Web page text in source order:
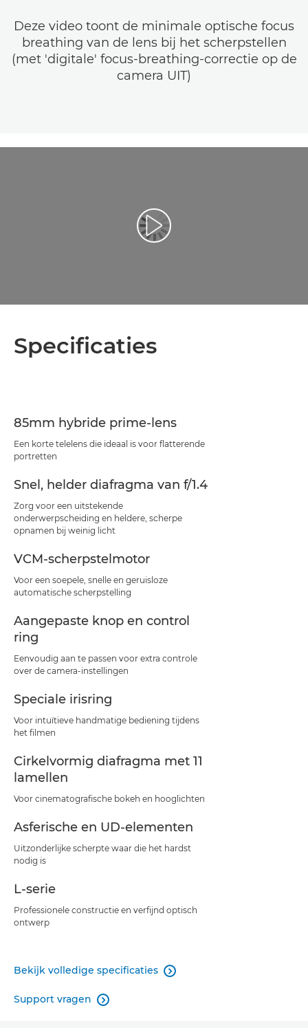
Deze video toont de minimale optische focus
breathing van de lens bij het scherpstellen
(met 'digitale' focus-breathing-correctie op de
camera UIT)
Video afspelen
Specificaties
85mm hybride prime-lens
Een korte telelens die ideaal is voor flatterende
portretten
Snel, helder diafragma van f/1.4
Zorg voor een uitstekende
onderwerpscheiding en heldere, scherpe
opnamen bij weinig licht
VCM-scherpstelmotor
Voor een soepele, snelle en geruisloze
automatische scherpstelling
Aangepaste knop en control
ring
Eenvoudig aan te passen voor extra controle
over de camera-instellingen
Speciale irisring
Voor intuïtieve handmatige bediening tijdens
het filmen
Cirkelvormig diafragma met 11
lamellen
Voor cinematografische bokeh en hooglichten
Asferische en UD-elementen
Uitzonderlijke scherpte waar die het hardst
nodig is
L-serie
Professionele constructie en verfijnd optisch
ontwerp
Bekijk volledige specificaties 
Support vragen 